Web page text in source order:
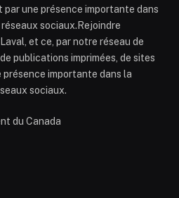
par une présence importante dans
sociaux.Rejoindre
et ce, par notre réseau de
publications imprimées, de sites
présence importante dans la
sociaux.
du Canada